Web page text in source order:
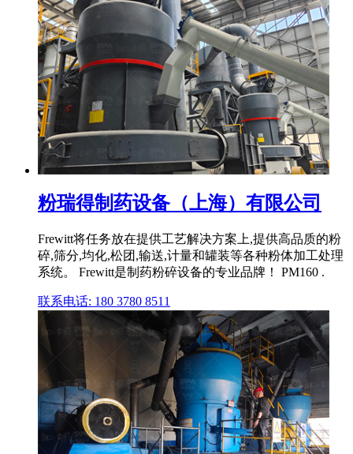
粉瑞得制药设备（上海）有限公司
Frewitt将任务放在提供工艺解决方案上,提供高品质的粉
碎,筛分,均化,松团,输送,计量和罐装等各种粉体加工处理
系统。 Frewitt是制药粉碎设备的专业品牌！ PM160 .
联系电话: 180 3780 8511